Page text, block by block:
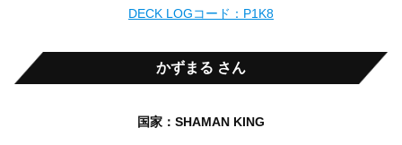
DECK LOGコード：P1K8
かずまる さん
国家：SHAMAN KING